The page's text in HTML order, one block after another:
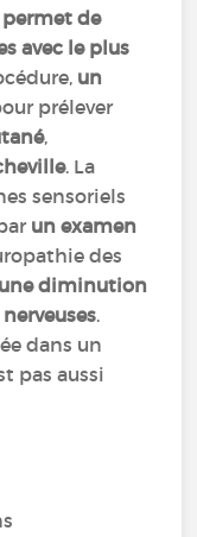
de
avec le plus
un
prélever
,
. La
sensoriels
un examen
des
une diminution
.
dans un
pas aussi